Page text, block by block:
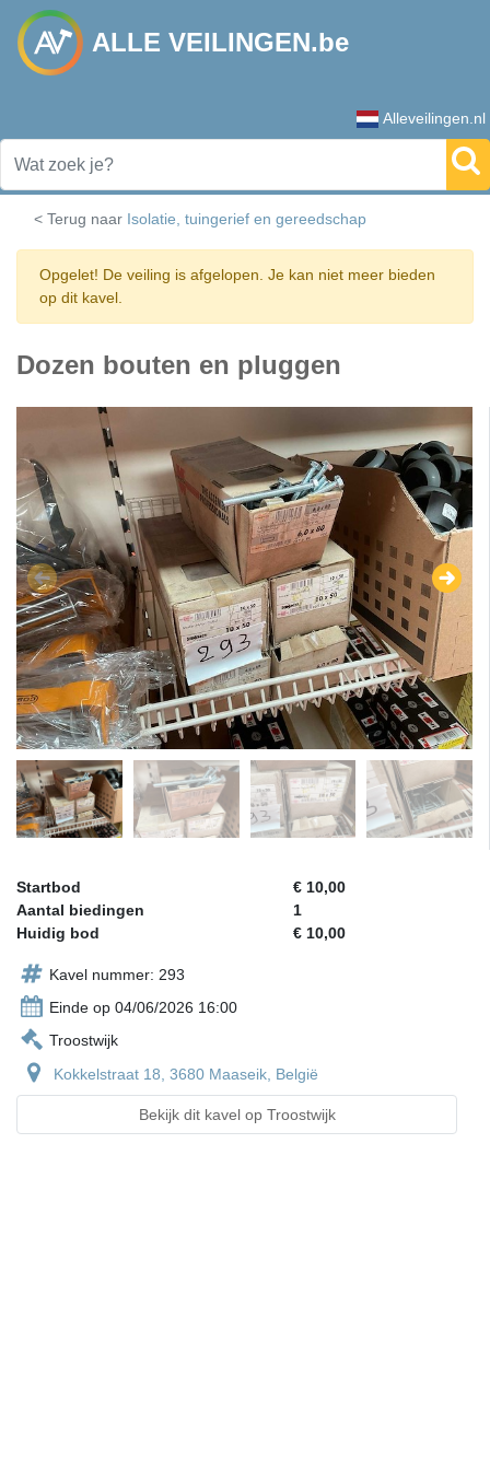
ALLE VEILINGEN.be
Alleveilingen.nl
< Terug naar Isolatie, tuingerief en gereedschap
Opgelet! De veiling is afgelopen. Je kan niet meer bieden
op dit kavel.
Dozen bouten en pluggen
Startbod
€ 10,00
Aantal biedingen
1
Huidig bod
€ 10,00
Kavel nummer: 293
Einde op 04/06/2026 16:00
Troostwijk
Kokkelstraat 18, 3680 Maaseik, België
Bekijk dit kavel op Troostwijk